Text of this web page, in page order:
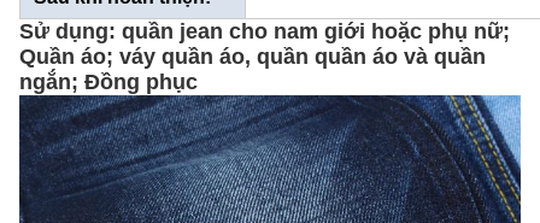
Sử dụng: quần jean cho nam giới hoặc phụ nữ;
Quần áo; váy quần áo, quần quần áo và quần
ngắn; Đồng phục